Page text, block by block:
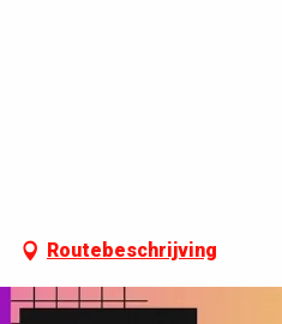
Routebeschrijving